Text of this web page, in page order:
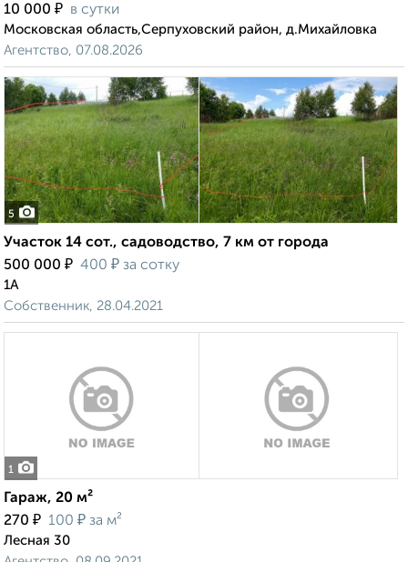
10 000 ₽ в сутки
Московская область,Серпуховский район, д.Михайловка
Агентство, 07.08.2026
5
Участок 14 сот., садоводство, 7 км от города
500 000 ₽ 400 ₽ за сотку
1А
Собственник, 28.04.2021
1
Гараж, 20 м²
270 ₽ 100 ₽ за м²
Лесная 30